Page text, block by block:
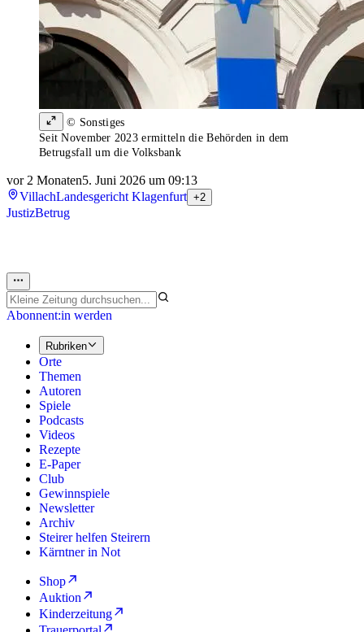
© Sonstiges
Seit November 2023 ermitteln die Behörden in dem
Betrugsfall um die Volksbank
vor 2 Monaten5. Juni 2026 um 09:13
VillachLandesgericht Klagenfurt +2
JustizBetrug
Abonnent:in werden
Rubriken
Orte
Themen
Autoren
Spiele
Podcasts
Videos
Rezepte
E-Paper
Club
Gewinnspiele
Newsletter
Archiv
Steirer helfen Steirern
Kärntner in Not
Shop
Auktion
Kinderzeitung